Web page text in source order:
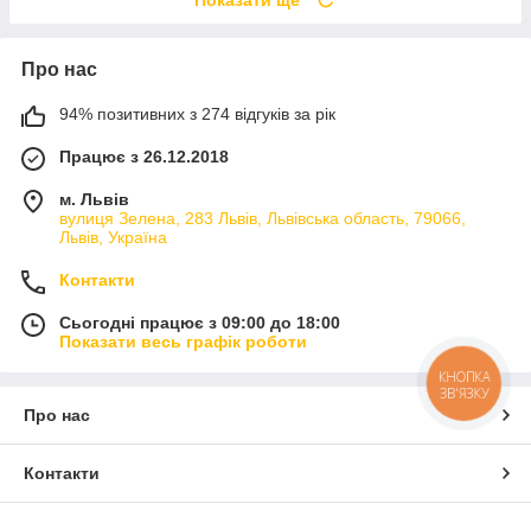
Про нас
94% позитивних з 274 відгуків за рік
Працює з 26.12.2018
м. Львів
вулиця Зелена, 283 Львів, Львівська область, 79066,
Львів, Україна
Контакти
Сьогодні працює з 09:00 до 18:00
Показати весь графік роботи
Про нас
Контакти
КНОПКА
ЗВ'ЯЗКУ